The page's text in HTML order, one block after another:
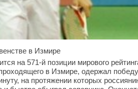
в Измире
на 571-й позиции мирового
в Измире, одержал
на протяжении которых